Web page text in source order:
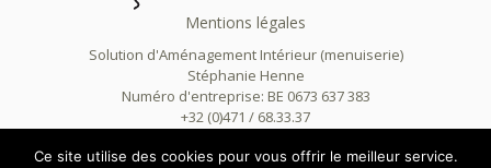
Mentions légales
Solution d'Aménagement Intérieur (menuiserie)
Stéphanie Henne
Numéro d'entreprise: BE 0673 637 383
+32 (0)471 / 68.33.37
Ce site utilise des cookies pour vous offrir le meilleur service.